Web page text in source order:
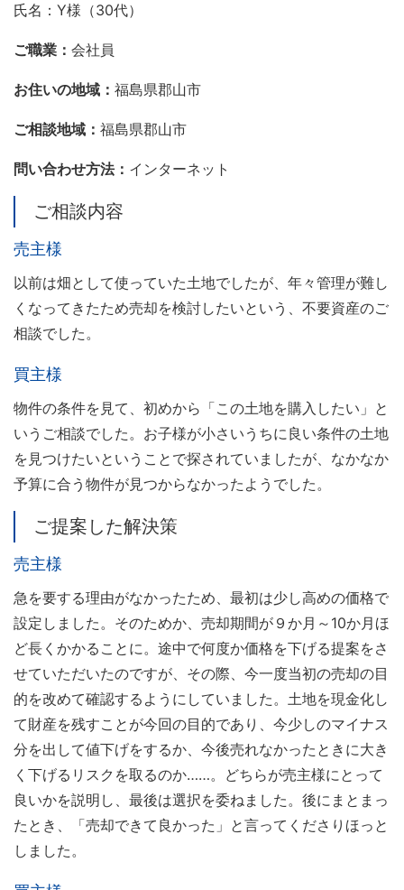
氏名：Y様（30代）
ご職業： 会社員
お住いの地域： 福島県郡山市
ご相談地域： 福島県郡山市
問い合わせ方法： インターネット
ご相談内容
売主様
以前は畑として使っていた土地でしたが、年々管理が難し
くなってきたため売却を検討したいという、不要資産のご
相談でした。
買主様
物件の条件を見て、初めから「この土地を購入したい」と
いうご相談でした。お子様が小さいうちに良い条件の土地
を見つけたいということで探されていましたが、なかなか
予算に合う物件が見つからなかったようでした。
ご提案した解決策
売主様
急を要する理由がなかったため、最初は少し高めの価格で
設定しました。そのためか、売却期間が９か月～10か月ほ
ど長くかかることに。途中で何度か価格を下げる提案をさ
せていただいたのですが、その際、今一度当初の売却の目
的を改めて確認するようにしていました。土地を現金化し
て財産を残すことが今回の目的であり、今少しのマイナス
分を出して値下げをするか、今後売れなかったときに大き
く下げるリスクを取るのか……。どちらが売主様にとって
良いかを説明し、最後は選択を委ねました。後にまとまっ
たとき、「売却できて良かった」と言ってくださりほっと
しました。